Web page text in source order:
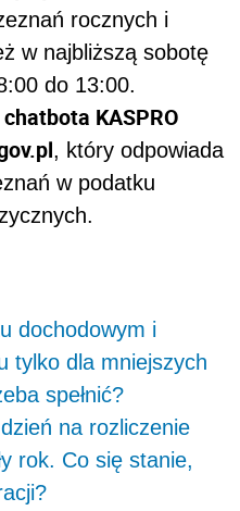
rocznych i
w najbliższą sobotę
do 13:00.
chatbota KASPRO
, który odpowiada
w podatku
dochodowym i
tylko dla mniejszych
spełnić?
na rozliczenie
rok. Co się stanie,